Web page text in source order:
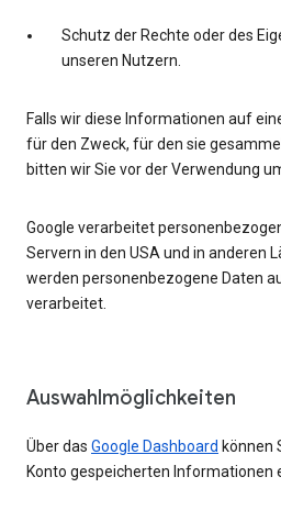
Schutz der Rechte oder des
unseren Nutzern.
Falls wir diese Informationen auf
für den Zweck, für den sie
bitten wir Sie vor der Verwendung
Google verarbeitet
Servern in den USA und in anderen
werden personenbezogene Daten
verarbeitet.
Auswahlmöglichkeiten
Über das Google Dashboard können
Konto gespeicherten Informationen